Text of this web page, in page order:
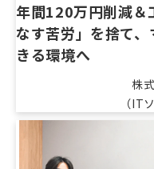
年間120万円削減＆
なす苦労」を捨て
きる環境へ
株
（IT